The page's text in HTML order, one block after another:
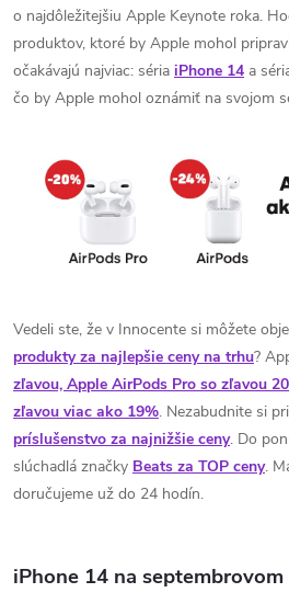
o najdôležitejšiu Apple Keynote roka.
produktov, ktoré by Apple mohol
očakávajú najviac: séria iPhone 14 a
čo by Apple mohol oznámiť na svojom
Vedeli ste, že v Innocente si môžete
produkty za najlepšie ceny na trhu?
zľavou, Apple AirPods Pro so zľavou
zľavou viac ako 19%. Nezabudnite si
príslušenstvo za najnižšie ceny. Do
slúchadlá značky Beats za TOP ceny.
doručujeme už do 24 hodín.
iPhone 14 na